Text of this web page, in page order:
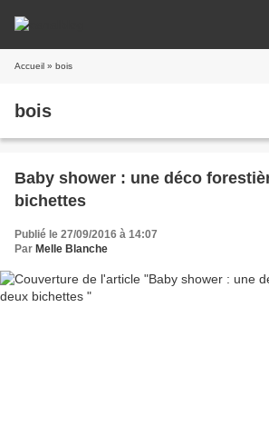
Accueil » bois
bois
Baby shower : une déco
bichettes
Publié le 27/09/2016 à 14:07
Par Melle Blanche